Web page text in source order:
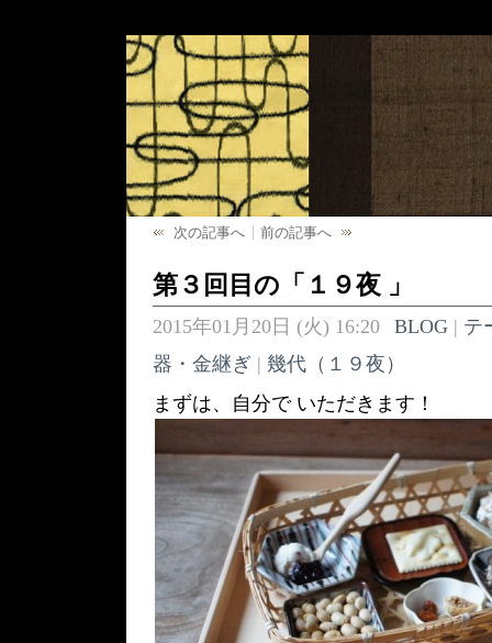
次の記事へ 前の記事へ
第３回目の「１９夜 」
2015年01月20日 (火) 16:20 BLOG| テ
器・金継ぎ | 幾代（１９夜）
まずは、自分で いただきます！